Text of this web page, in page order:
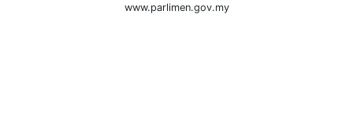
www.parlimen.gov.my